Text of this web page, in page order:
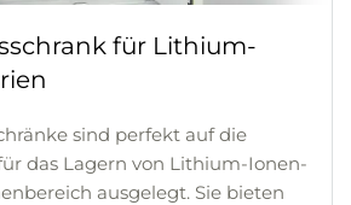
für Lithium-
sind perfekt auf die
das Lagern von Lithium-Ionen-
ausgelegt. Sie bieten